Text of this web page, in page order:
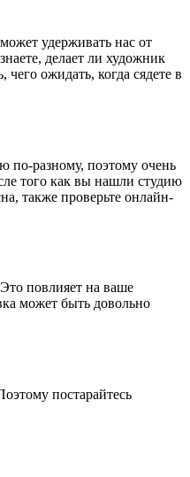
удерживать нас от
делает ли художник
ожидать, когда сядете в
по-разному, поэтому очень
того как вы нашли студию
также проверьте онлайн-
повлияет на ваше
может быть довольно
постарайтесь